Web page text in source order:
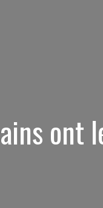
ont